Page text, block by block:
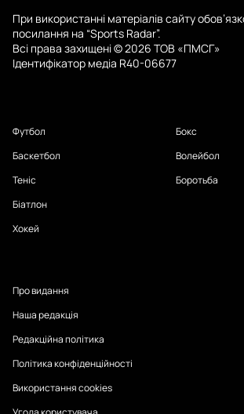
При використанні матеріалів сайту
посилання на “Sports Radar”.
Всі права захищені © 2026 ТОВ «ПМСГ»
Ідентифікатор медіа R40-06677
Футбол
Баскетбол
Теніс
Біатлон
Хокей
Бокс
Волейбол
Боротьба
Про видання
Наша редакція
Редакційна політика
Політика конфіденційності
Використання cookies